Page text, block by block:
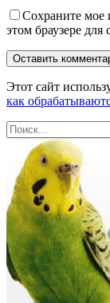
Сохраните мое
этом браузере
Этот сайт
как